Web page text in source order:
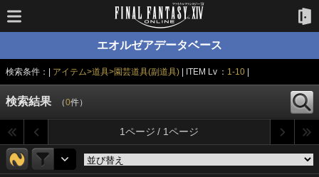
エオルゼアデータベース
検索条件：| アイテム>道具>園芸道具(副道具) | ITEM Lv ： 1-10
検索結果 （0件）
1ページ / 1ページ